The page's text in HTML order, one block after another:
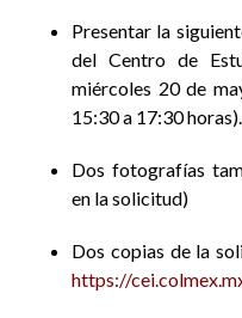
Presentar la
del Centro de
miércoles 20 de
15:30 a 17:30 horas).
Dos fotografías
en la solicitud)
Dos copias de la
https://